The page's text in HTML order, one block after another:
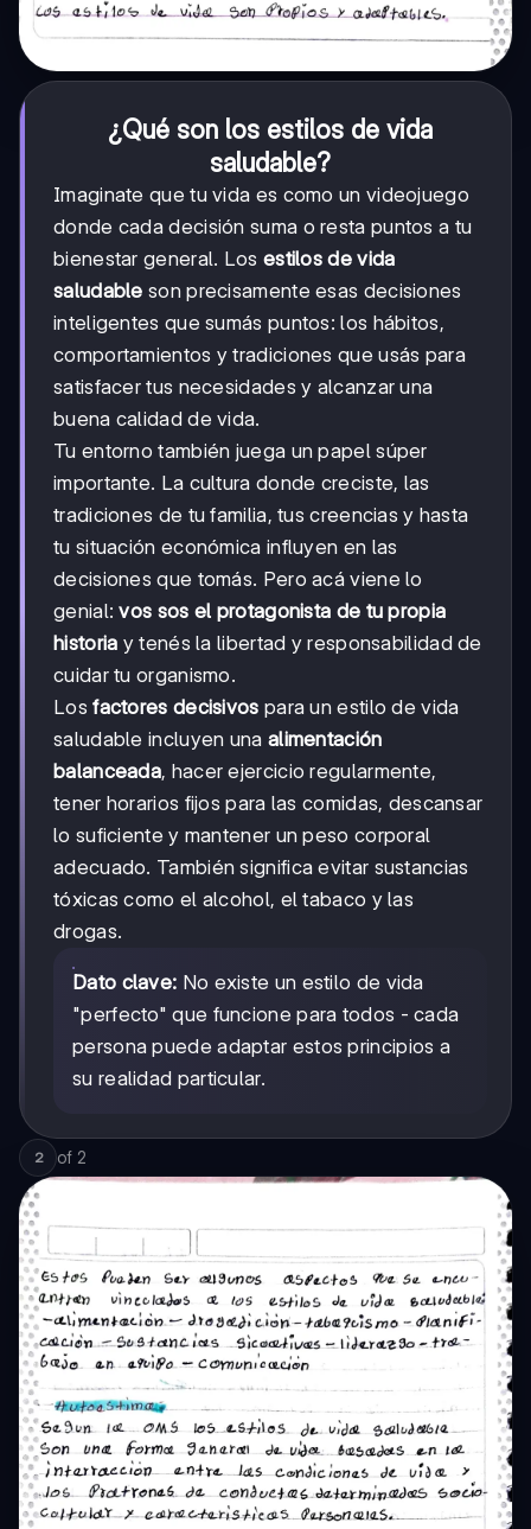
¿Qué son los estilos de vida
saludable?
Imaginate que tu vida es como un videojuego
donde cada decisión suma o resta puntos a tu
bienestar general. Los estilos de vida
saludable son precisamente esas decisiones
inteligentes que sumás puntos: los hábitos,
comportamientos y tradiciones que usás para
satisfacer tus necesidades y alcanzar una
buena calidad de vida.
Tu entorno también juega un papel súper
importante. La cultura donde creciste, las
tradiciones de tu familia, tus creencias y hasta
tu situación económica influyen en las
decisiones que tomás. Pero acá viene lo
genial:vos sos el protagonista de tu propia
historia y tenés la libertad y responsabilidad de
cuidar tu organismo.
Losfactores decisivos para un estilo de vida
saludable incluyen una alimentación
balanceada, hacer ejercicio regularmente,
tener horarios fijos para las comidas, descansar
lo suficiente y mantener un peso corporal
adecuado. También significa evitar sustancias
tóxicas como el alcohol, el tabaco y las
drogas.
Dato clave: No existe un estilo de vida
"perfecto" que funcione para todos - cada
persona puede adaptar estos principios a
su realidad particular.
2 of 2